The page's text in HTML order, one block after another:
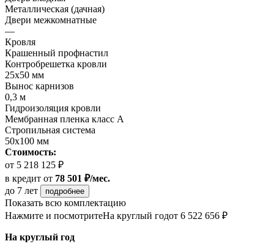
Металлическая (дачная)
Двери межкомнатные
—
Кровля
Крашенный профнастил
Контробрешетка кровли
25х50 мм
Вынос карнизов
0,3 м
Гидроизоляция кровли
Мембранная пленка класс А
Стропильная система
50х100 мм
Стоимость:
от 5 218 125 ₽
в кредит от 78 501 ₽/мес.
до 7 лет
подробнее
Показать всю комплектацию
Нажмите и посмотритеНа круглый годот 6 522 656 ₽
На круглый год